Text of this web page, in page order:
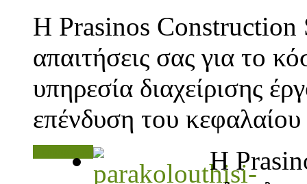
Η Prasinos Construction
απαιτήσεις σας για το
υπηρεσία διαχείρισης
επένδυση του
Η